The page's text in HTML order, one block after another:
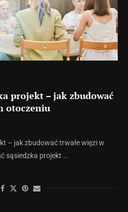
projekt – jak zbudować
otoczeniu
– jak zbudować trwałe więzi w
sąsiedzka projekt …